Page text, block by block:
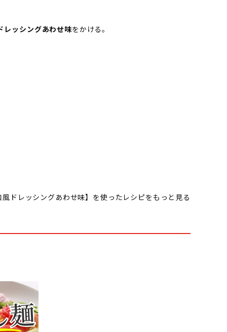
レッシングあわせ味をかける。
ドレッシングあわせ味】を使ったレシピをもっと見る